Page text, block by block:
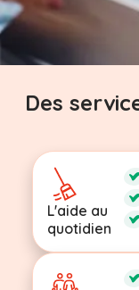
Des
L'aide au
quotidien